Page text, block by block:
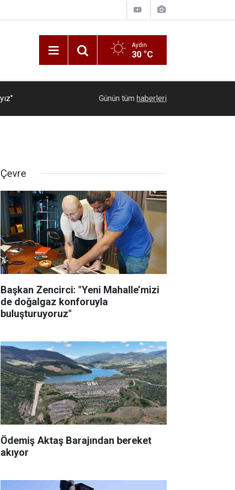
Aydın
30 °C
Germencik’te iş yeri yangını
Günün tüm haberleri
Çevre
Başkan Zencirci: "Yeni Mahalle’mizi
de doğalgaz konforuyla
buluşturuyoruz"
Ödemiş Aktaş Barajından bereket
akıyor